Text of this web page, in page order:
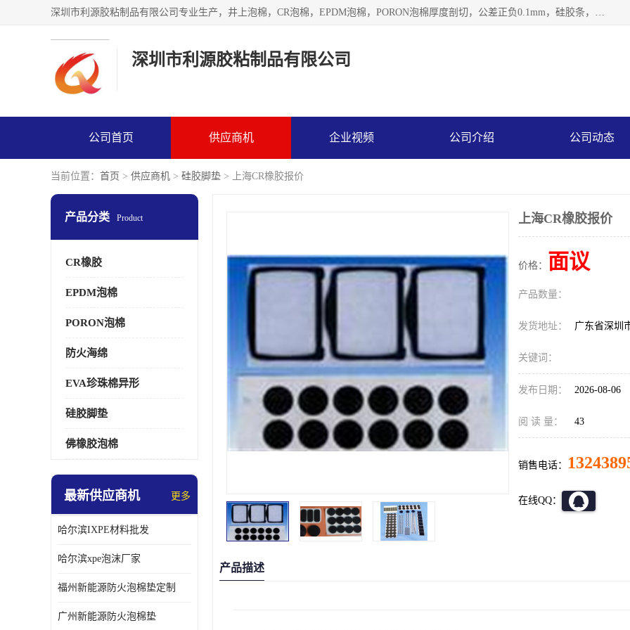
深圳市利源胶粘制品有限公司专业生产，井上泡棉，CR泡棉，EPDM泡棉，PORON泡棉厚度剖切，公差正负0.1mm，硅胶条，脚垫，异形一次成型，雕刻EVA海绵；包装材料:精密仪器、医疗器具、运输时缓冲、防震材料。建筑:住房装潢材料、房屋门窗密封；轻便、强韧性：轻便并且具有较强的韧性，良好的耐油性与耐溶剂性。隔热性：导热性低具有优越的保温性，具有的回弹性。
深圳市利源胶粘制品有限公司
公司首页 供应商机 企业视频 公司介绍 公司动态
当前位置： 首页 > 供应商机 > 硅胶脚垫 > 上海CR橡胶报价
产品分类 Product
CR橡胶
EPDM泡棉
PORON泡棉
防火海绵
EVA珍珠棉异形
硅胶脚垫
佛橡胶泡棉
最新供应商机 更多
哈尔滨IXPE材料批发
哈尔滨xpe泡沫厂家
福州新能源防火泡棉垫定制
广州新能源防火泡棉垫
上海CR橡胶报价
价格： 面议
产品数量：
发货地址： 广东省深圳
关键词：
发布日期： 2026-08-06
阅 读 量： 43
销售电话：
在线QQ：
产品描述